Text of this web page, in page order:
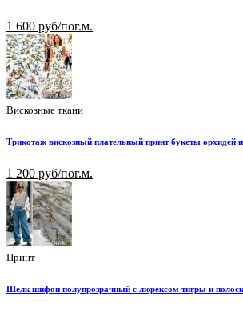
1 600 руб/пог.м.
Вискозные ткани
Трикотаж вискозный плательный принт букеты орхидей
1 200 руб/пог.м.
Принт
Шелк шифон полупрозрачный с люрексом тигры и